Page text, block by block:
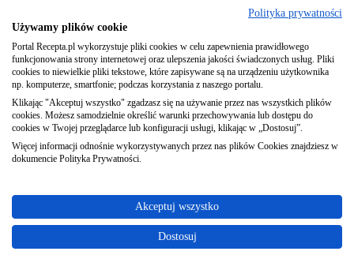
Polityka prywatności
Używamy plików cookie
Portal Recepta.pl wykorzystuje pliki cookies w celu zapewnienia prawidłowego
funkcjonowania strony internetowej oraz ulepszenia jakości świadczonych usług. Pliki
cookies to niewielkie pliki tekstowe, które zapisywane są na urządzeniu użytkownika
np. komputerze, smartfonie; podczas korzystania z naszego portalu.
Klikając "Akceptuj wszystko" zgadzasz się na używanie przez nas wszystkich plików
cookies. Możesz samodzielnie określić warunki przechowywania lub dostępu do
cookies w Twojej przeglądarce lub konfiguracji usługi, klikając w „Dostosuj”.
Więcej informacji odnośnie wykorzystywanych przez nas plików Cookies znajdziesz w
dokumencie Polityka Prywatności.
Akceptuj wszystko
Dostosuj